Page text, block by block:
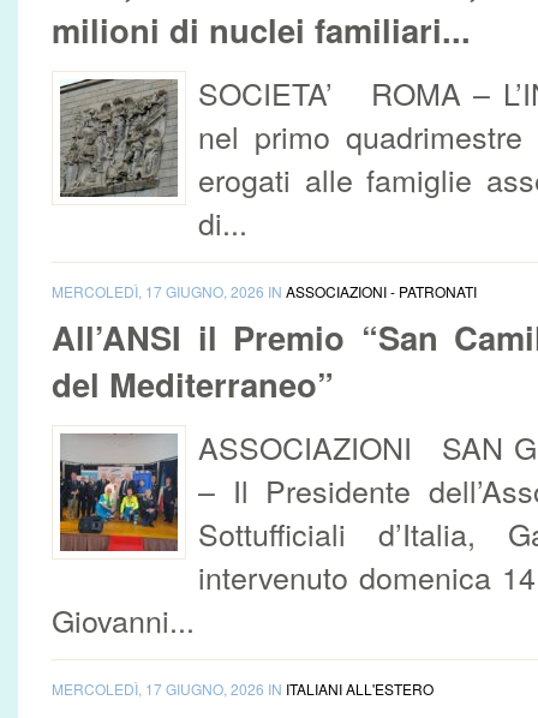
milioni di nuclei familiari...
SOCIETA’ ROMA –
nel primo
erogati alle famiglie
di...
MERCOLEDÌ, 17 GIUGNO, 2026 IN ASSOCIAZIONI - PATRONATI
All’ANSI il Premio “San
del Mediterraneo”
ASSOCIAZIONI SAN
– Il Presidente
Sottufficiali d’Italia,
intervenuto domenica
Giovanni...
MERCOLEDÌ, 17 GIUGNO, 2026 IN ITALIANI ALL'ESTERO